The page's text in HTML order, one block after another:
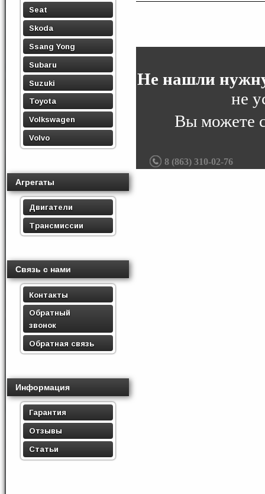
Seat
Skoda
Ssang Yong
Subaru
Suzuki
Toyota
Volkswagen
Volvo
Агрегаты
Двигатели
Трансмиссии
Связь с нами
Контакты
Обратный
звонок
Обратная связь
Информация
Гарантия
Отзывы
Статьи
Не нашли
не
Вы можете
8 (863) 310-02-76